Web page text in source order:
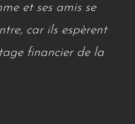
et ses amis se
car ils espèrent
financier de la